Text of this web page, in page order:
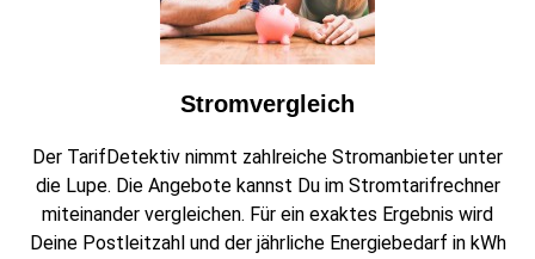
Stromvergleich
Der TarifDetektiv nimmt zahlreiche Stromanbieter unter
die Lupe. Die Angebote kannst Du im Stromtarifrechner
miteinander vergleichen. Für ein exaktes Ergebnis wird
Deine Postleitzahl und der jährliche Energiebedarf in kWh